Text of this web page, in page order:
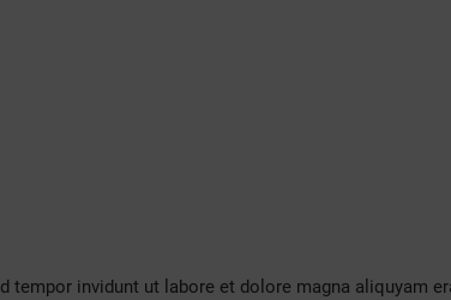
invidunt ut labore et dolore magna aliquyam